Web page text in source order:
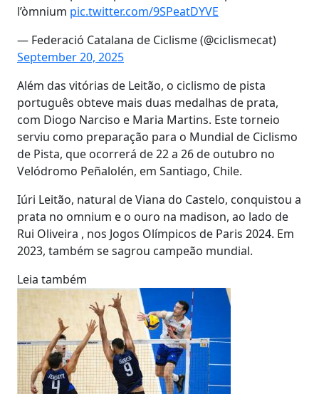
l’òmnium pic.twitter.com/9SPeatDYVE
— Federació Catalana de Ciclisme (@ciclismecat)
September 20, 2025
Além das vitórias de Leitão, o ciclismo de pista
português obteve mais duas medalhas de prata,
com Diogo Narciso e Maria Martins. Este torneio
serviu como preparação para o Mundial de Ciclismo
de Pista, que ocorrerá de 22 a 26 de outubro no
Velódromo Peñalolén, em Santiago, Chile.
Iúri Leitão, natural de Viana do Castelo, conquistou a
prata no omnium e o ouro na madison, ao lado de
Rui Oliveira , nos Jogos Olímpicos de Paris 2024. Em
2023, também se sagrou campeão mundial.
Leia também